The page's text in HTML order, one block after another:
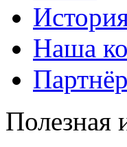
Наша
Полезная